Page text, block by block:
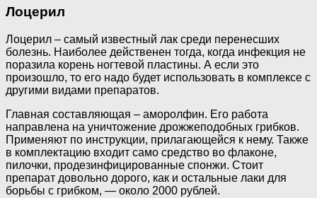
Лоцерил
Лоцерил – самый известный лак среди перенесших
болезнь. Наиболее действенен тогда, когда инфекция не
поразила корень ногтевой пластины. А если это
произошло, то его надо будет использовать в комплексе с
другими видами препаратов.
Главная составляющая – аморолфин. Его работа
направлена на уничтожение дрожжеподобных грибков.
Применяют по инструкции, прилагающейся к нему. Также
в комплектацию входит само средство во флаконе,
пилочки, продезинфицированные спонжи. Стоит
препарат довольно дорого, как и остальные лаки для
борьбы с грибком, — около 2000 рублей.